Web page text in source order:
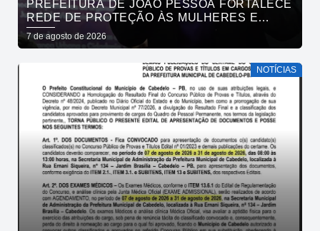
PREFEITURA DE JOÃO PESSOA FORTALECE
REDE DE PROTEÇÃO ÀS MULHERES E
ENTENDE QUE ACOLHER É SALVAR VIDAS
7 de agosto de 2026
NOTÍCIAS